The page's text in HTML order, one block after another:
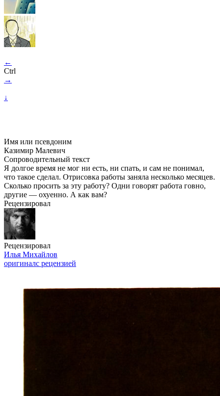
←
Ctrl
→
↓
Имя или псевдоним
Казимир Малевич
Сопроводительный текст
Я долгое время не мог ни есть, ни спать, и сам не понимал,
что такое сделал. Отрисовка работы заняла несколько месяцев.
Сколько просить за эту работу? Одни говорят работа говно,
другие — охуенно. А как вам?
Рецензировал
Рецензировал
Илья Михайлов
оригиналс рецензией